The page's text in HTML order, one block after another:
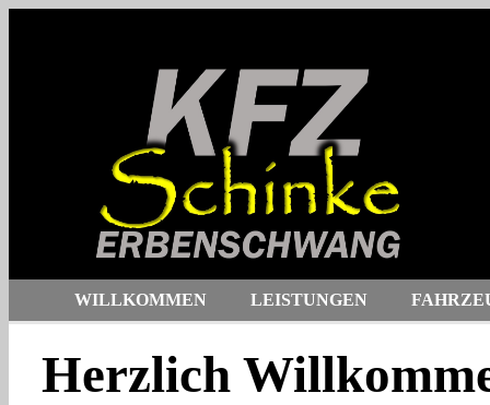
WILLKOMMEN LEISTUNGEN
Herzlich